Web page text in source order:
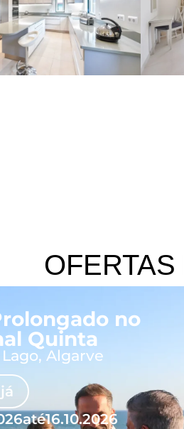
OFERTAS
no
Quinta
Algarve
até16.10.2026